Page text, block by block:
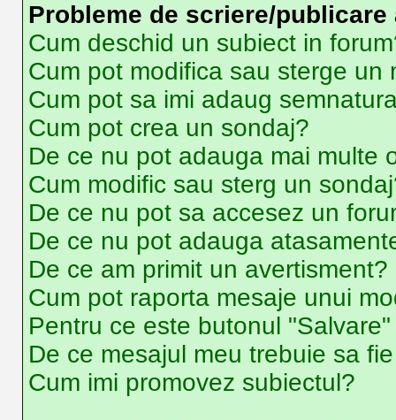
Probleme de scriere/publicare
Cum deschid un subiect in
Cum pot modifica sau sterge un
Cum pot sa imi adaug
Cum pot crea un sondaj?
De ce nu pot adauga mai multe
Cum modific sau sterg un
De ce nu pot sa accesez un
De ce nu pot adauga
De ce am primit un avertisment?
Cum pot raporta mesaje unui
Pentru ce este butonul
De ce mesajul meu trebuie sa
Cum imi promovez subiectul?